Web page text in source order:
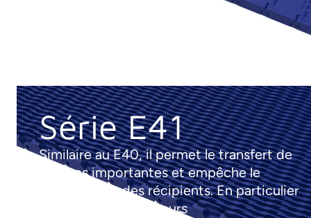
Série E41
Similaire au E40, il permet le transfert de
charges importantes et empêche le
basculement des récipients. En particulier
pour les pasteurisateurs